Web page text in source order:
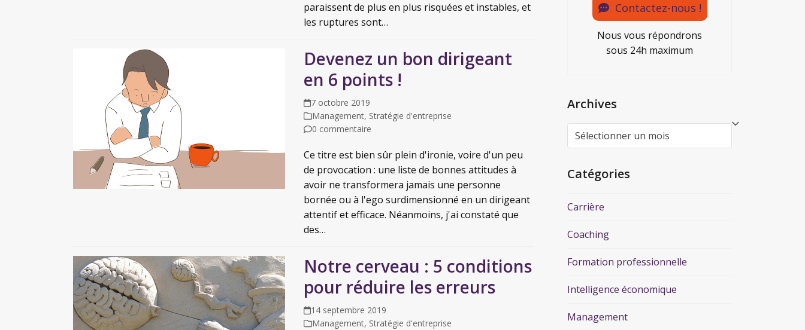
paraissent de plus en plus risquées et instables, et
les ruptures sont…
Devenez un bon dirigeant
en 6 points !
7 octobre 2019
Management, Stratégie d'entreprise
0 commentaire
Ce titre est bien sûr plein d'ironie, voire d'un peu
de provocation : une liste de bonnes attitudes à
avoir ne transformera jamais une personne
bornée ou à l'ego surdimensionné en un dirigeant
attentif et efficace. Néanmoins, j'ai constaté que
des…
Notre cerveau : 5 conditions
pour réduire les erreurs
14 septembre 2019
Management, Stratégie d'entreprise
Contactez-nous !
Nous vous répondrons
sous 24h maximum
Archives
Catégories
Carrière
Coaching
Formation professionnelle
Intelligence économique
Management